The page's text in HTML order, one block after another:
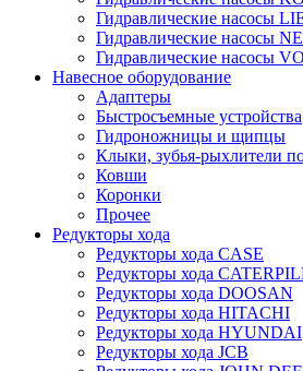
Гидравлические насосы
Гидравлические насосы
Гидравлические насосы
Навесное оборудование
Адаптеры
Быстросъемные устройства
Гидроножницы и щипцы
Клыки, зубья-рыхлители
Ковши
Коронки
Прочее
Редукторы хода
Редукторы хода CASE
Редукторы хода
Редукторы хода DOOSAN
Редукторы хода HITACHI
Редукторы хода HYUNDAI
Редукторы хода JCB